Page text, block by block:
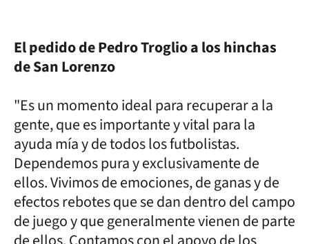
El pedido de Pedro Troglio a los hinchas
de San Lorenzo
"Es un momento ideal para recuperar a la
gente, que es importante y vital para la
ayuda mía y de todos los futbolistas.
Dependemos pura y exclusivamente de
ellos. Vivimos de emociones, de ganas y de
efectos rebotes que se dan dentro del campo
de juego y que generalmente vienen de parte